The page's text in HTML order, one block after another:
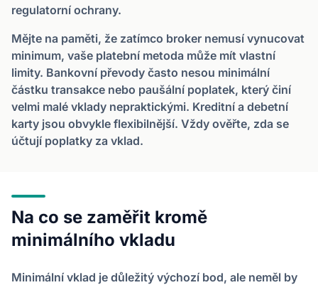
regulatorní ochrany.
Mějte na paměti, že zatímco broker nemusí vynucovat
minimum, vaše platební metoda může mít vlastní
limity. Bankovní převody často nesou minimální
částku transakce nebo paušální poplatek, který činí
velmi malé vklady nepraktickými. Kreditní a debetní
karty jsou obvykle flexibilnější. Vždy ověřte, zda se
účtují poplatky za vklad.
Na co se zaměřit kromě
minimálního vkladu
Minimální vklad je důležitý výchozí bod, ale neměl by